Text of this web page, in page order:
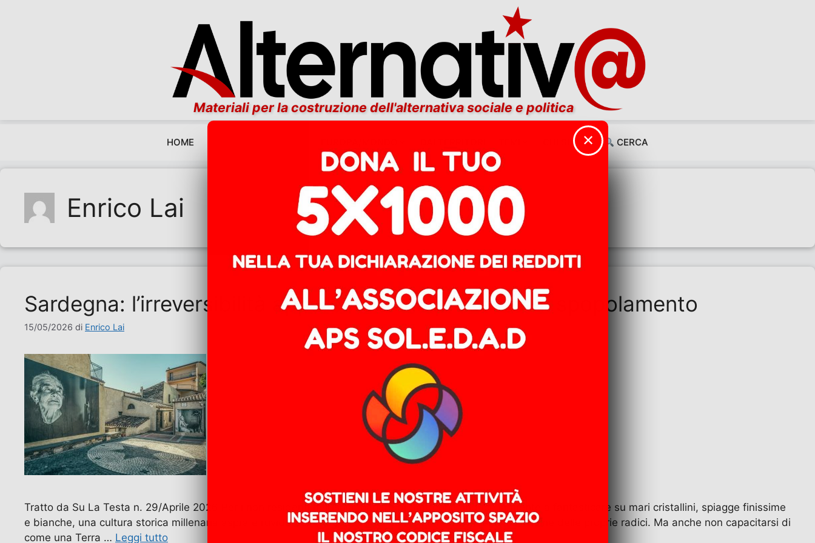
Materiali per la costruzione dell'alternativa sociale e politica
HOME CHI SIAMO CERCA
Enrico Lai
Sardegna: l’irreversibilità apparente di un processo di spopolamento
15/05/2026 di Enrico Lai
Tratto da Su La Testa n. 29/Aprile 2026 Per i non residenti nell’isola, parlare di Sardegna, induce la mente a fantasticare su mari cristallini, spiagge finissime
e bianche, una cultura storica millenaria aspra e ruvida dell’entroterra e un senso di ritorno arcaico ab origine delle proprie radici. Ma anche non capacitarsi di
come una Terra … Leggi tutto
✕